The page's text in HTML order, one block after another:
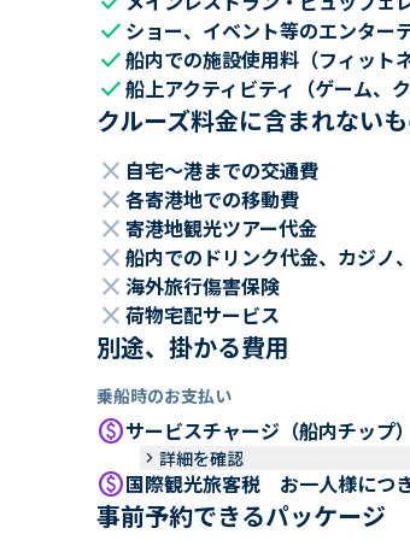
check ショー、イベント等のエンター
check船内での施設使用料（フィット
check船上アクティビティ（ゲーム、
クルーズ料金に含まれない
close 自宅～港までの交通費
close 各寄港地での移動費
close 寄港地観光ツアー代金
close 船内でのドリンク代金、カジノ
close 海外旅行傷害保険
close 荷物宅配サービス
別途、掛かる費用
乗船時のお支払い
paidサービスチャージ（船内チップ
keyboard_arrow_right 詳細を確認
paid国際観光旅客税 お一人様につ
事前予約できるパッケージ